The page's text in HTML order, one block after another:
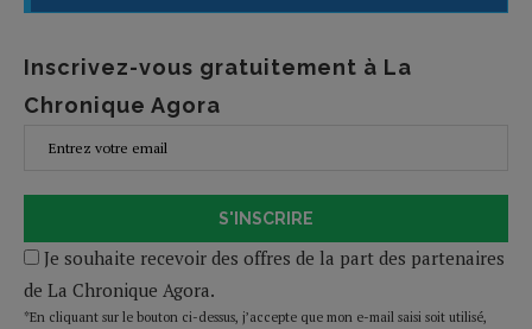
Inscrivez-vous gratuitement à La
Chronique Agora
S'INSCRIRE
Je souhaite recevoir des offres de la part des partenaires
de La Chronique Agora.
*En cliquant sur le bouton ci-dessus, j’accepte que mon e-mail saisi soit utilisé,